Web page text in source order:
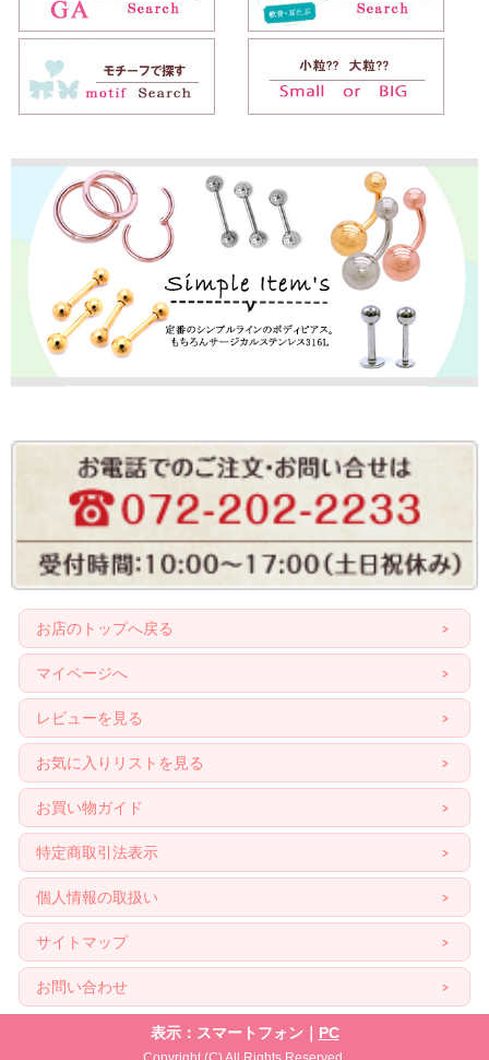
お店のトップへ戻る
マイページへ
レビューを見る
お気に入りリストを見る
お買い物ガイド
特定商取引法表示
個人情報の取扱い
サイトマップ
お問い合わせ
表示：スマートフォン｜ PC